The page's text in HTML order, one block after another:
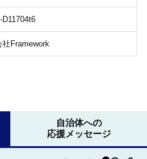
D11704t6
社Framework
自治体への
応援メッセージ